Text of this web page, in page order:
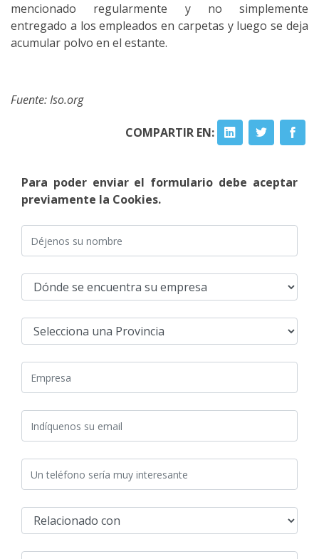
mencionado regularmente y no simplemente
entregado a los empleados en carpetas y luego se deja
acumular polvo en el estante.
Fuente: Iso.org
COMPARTIR EN:
Para poder enviar el formulario debe aceptar
previamente la Cookies.